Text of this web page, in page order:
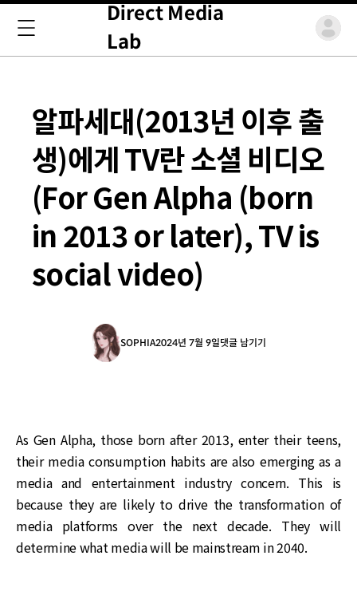
Direct Media
Lab
알파세대(2013년 이후 출
생)에게 TV란 소셜 비디오
(For Gen Alpha (born
in 2013 or later), TV is
social video)
SOPHIA2024년 7월 9일댓글 남기기
As Gen Alpha, those born after 2013, enter their teens,
their media consumption habits are also emerging as a
media and entertainment industry concern. This is
because they are likely to drive the transformation of
media platforms over the next decade. They will
determine what media will be mainstream in 2040.